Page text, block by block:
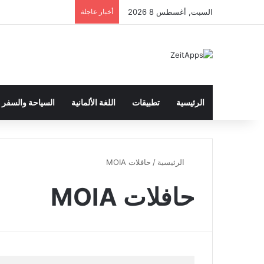
السبت, أغسطس 8 2026 أخبار عاجلة
الرئيسية تطبيقات اللغة الألمانية السياحة والسفر
الرئيسية / حافلات MOIA
حافلات MOIA